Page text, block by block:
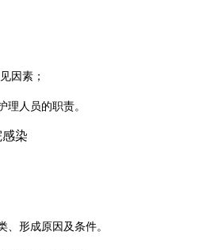
因素；
理人员的职责。
染
、形成原因及条件。